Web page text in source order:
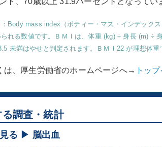
Body mass index（ボティー・マス・インデック
れる数値です。ＢＭＩは、体重 (kg) ÷ 身長 (m) ÷
未満はやせと判定されます。ＢＭＩ22 が理想体重
は、厚生労働省のホームページへ→ トッ
る調査・統計
る ▶ 脳出血